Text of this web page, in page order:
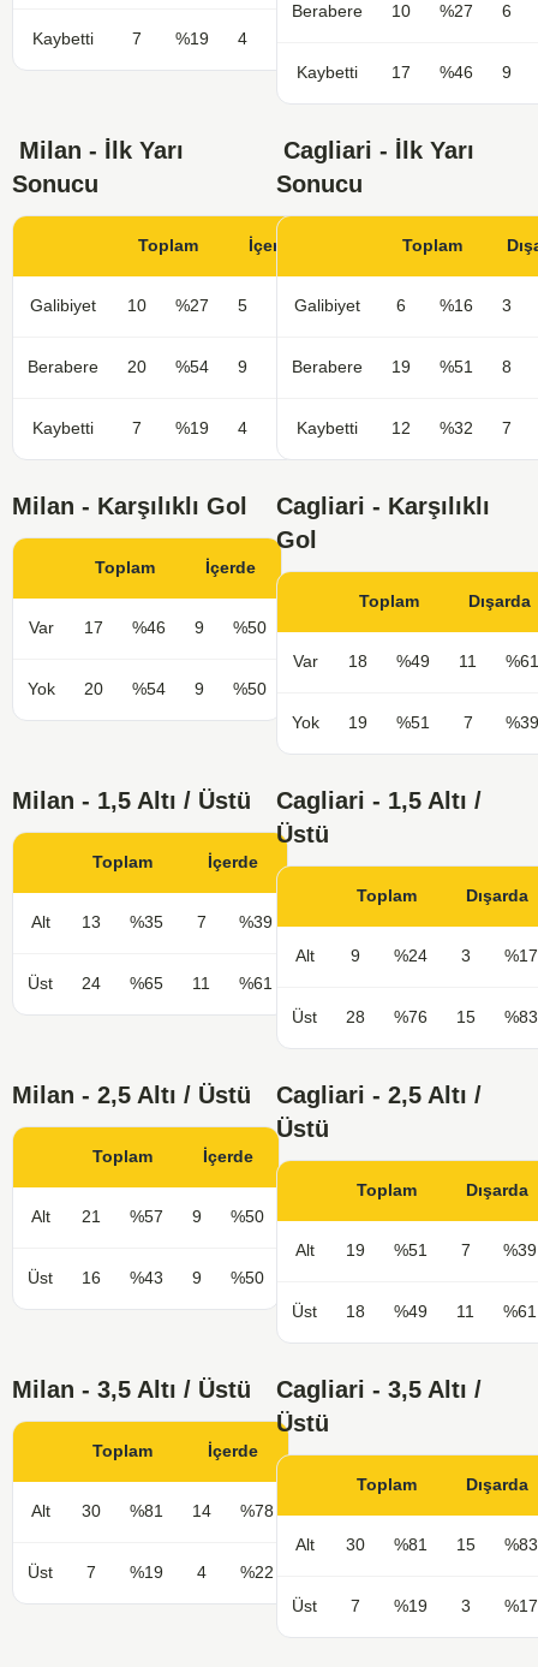
Kaybetti 7 %19 4
Berabere 10 %27 6
Kaybetti 17 %46 9
Milan - İlk Yarı
Sonucu
Toplam İçerde
Galibiyet 10 %27 5 %28
Berabere 20 %54 9 %50
Kaybetti 7 %19 4 %22
Cagliari - İlk Yarı
Sonucu
Toplam
Galibiyet 6 %16 3
Berabere 19 %51 8
Kaybetti 12 %32 7
Milan - Karşılıklı Gol
Toplam İçerde
Var 17 %46 9 %50
Yok 20 %54 9 %50
Cagliari - Karşılıklı
Gol
Toplam Dışarda
Var 18 %49 11 %61
Yok 19 %51 7 %39
Milan - 1,5 Altı / Üstü
Toplam İçerde
Alt 13 %35 7 %39
Üst 24 %65 11 %61
Cagliari - 1,5 Altı /
Üstü
Toplam Dışarda
Alt 9 %24 3 %17
Üst 28 %76 15 %83
Milan - 2,5 Altı / Üstü
Toplam İçerde
Alt 21 %57 9 %50
Üst 16 %43 9 %50
Cagliari - 2,5 Altı /
Üstü
Toplam Dışarda
Alt 19 %51 7 %39
Üst 18 %49 11 %61
Milan - 3,5 Altı / Üstü
Toplam İçerde
Alt 30 %81 14 %78
Üst 7 %19 4 %22
Cagliari - 3,5 Altı /
Üstü
Toplam Dışarda
Alt 30 %81 15 %83
Üst 7 %19 3 %17